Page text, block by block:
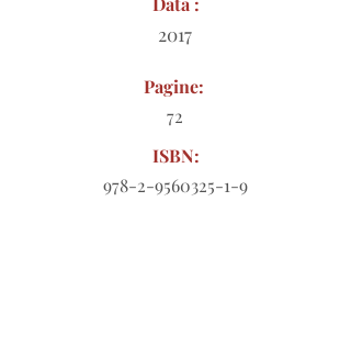
2017
Pagine:
72
ISBN:
978-2-9560325-1-9